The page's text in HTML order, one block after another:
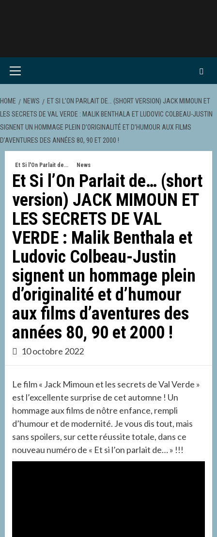
Primary
HOME NEWS
ET SI L’ON PARLAIT DE… (SHORT VERSION) JACK MIMOUN ET
LES SECRETS DE VAL VERDE : MALIK BENTHALA ET LUDOVIC COLBEAU-JUSTIN
SIGNENT UN HOMMAGE PLEIN D’ORIGINALITÉ ET D’HUMOUR AUX FILMS
D’AVENTURES DES ANNÉES 80, 90 ET 2000 !
Et Si l'On Parlait de... News
Et Si l’On Parlait de… (short
version) JACK MIMOUN ET
LES SECRETS DE VAL
VERDE : Malik Benthala et
Ludovic Colbeau-Justin
signent un hommage plein
d’originalité et d’humour
aux films d’aventures des
années 80, 90 et 2000 !
10 octobre 2022
Le film « Jack Mimoun et les secrets de Val Verde »
est l’excellente surprise de cet automne ! Un
hommage aux films de nôtre enfance, rempli
d’humour et de modernité. Je vous dis tout, mais
sans spoilers, sur cette réussite totale, dans ce
nouveau numéro de « Et si l’on parlait de… » !!!